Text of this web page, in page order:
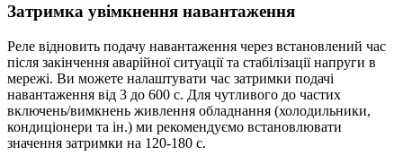
Затримка увімкнення навантаження
Реле відновить подачу навантаження через встановлений час
після закінчення аварійної ситуації та стабілізації напруги в
мережі. Ви можете налаштувати час затримки подачі
навантаження від 3 до 600 с. Для чутливого до частих
включень/вимкнень живлення обладнання (холодильники,
кондиціонери та ін.) ми рекомендуємо встановлювати
значення затримки на 120-180 с.